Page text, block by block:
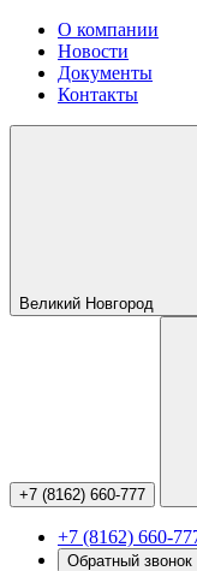
О компании
Новости
Документы
Контакты
Великий Новгород
+7 (8162) 660-777
+7 (8162) 660-
Обратный звонок